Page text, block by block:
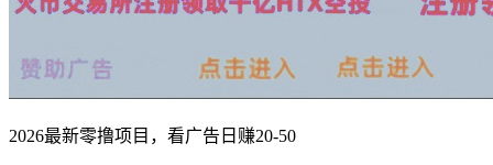
2026最新零撸项目，看广告日赚20-50